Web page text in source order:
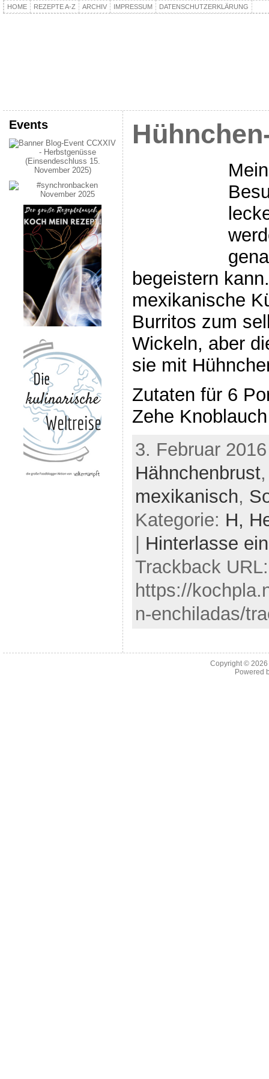
HOME REZEPTE A-Z ARCHIV IMPRESSUM DATENSCHUTZERKLÄRUNG
Events
begeistern
mexikanische
Burritos zum
Wickeln, aber
sie mit
Zutaten für 6
Zehe
3. Februar
Hähnchenbrust
mexikanisch,
Kategorie: H,
Hinterlasse
Trackback URL:
https://
n-enchiladas/
Copyright ©
Powered